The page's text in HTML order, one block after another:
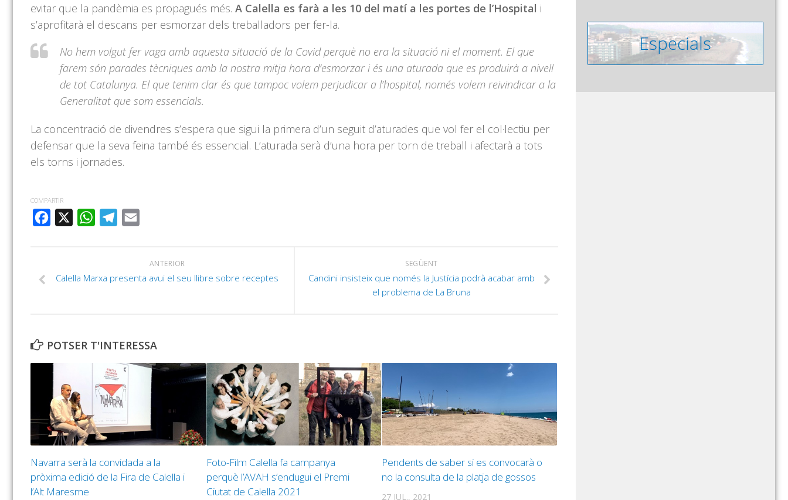
evitar que la pandèmia es propagués més. A Calella es farà a les 10 del matí a les portes de l’Hospital i
s’aprofitarà el descans per esmorzar dels treballadors per fer-la.
No hem volgut fer vaga amb aquesta situació de la Covid perquè no era la situació ni el moment. El que
farem són parades tècniques amb la nostra mitja hora d’esmorzar i és una aturada que es produirà a nivell
de tot Catalunya. El que tenim clar és que tampoc volem perjudicar a l’hospital, només volem reivindicar a la
Generalitat que som essencials.
La concentració de divendres s’espera que sigui la primera d’un seguit d’aturades que vol fer el col·lectiu per
defensar que la seva feina també és essencial. L’aturada serà d’una hora per torn de treball i afectarà a tots
els torns i jornades.
COMPARTIR
FACEBOOK
WHATSAPPTELEGRAM
SEGÜENT
Candini insisteix que només la Justícia podrà acabar amb
el problema de La Bruna
ANTERIOR
Calella Marxa presenta avui el seu llibre sobre receptes
POTSER T'INTERESSA
Navarra serà la convidada a la
pròxima edició de la Fira de Calella i
l’Alt Maresme
Foto-Film Calella fa campanya
perquè l’AVAH s’endugui el Premi
Ciutat de Calella 2021
Pendents de saber si es convocarà o
no la consulta de la platja de gossos
27 JUL., 2021